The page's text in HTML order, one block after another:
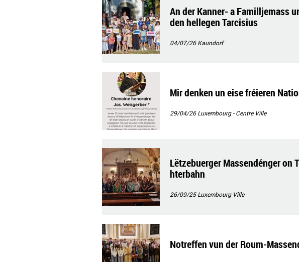
An der Kanner- a Familljemass
den hellegen Tarcisius
04/07/26Kaundorf
Mir denken un eise fréieren
29/04/26Luxembourg - Centre Ville
Lëtzebuerger Massendénger on
hterbahn
26/09/25Luxembourg-Ville
Notreffen vun der Roum-